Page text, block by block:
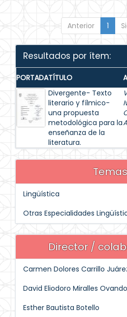
Anterior 1
Resultados por ítem:
PORTADATÍTULO
Divergente- Texto
literario y fílmico-
una propuesta
metodológica para la
enseñanza de la
literatura.
Temas
Lingüística
Otras Especialidades
Director /
Carmen Dolores Carrillo
David Eliodoro Miralles Ovando
Esther Bautista Botello